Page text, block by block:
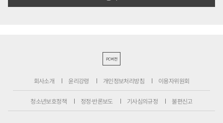
PC버전
회사소개 윤리강령 개인정보처리방침 이용자위원회
청소년보호정책 정정·반론보도 기사심의규정 불편신고